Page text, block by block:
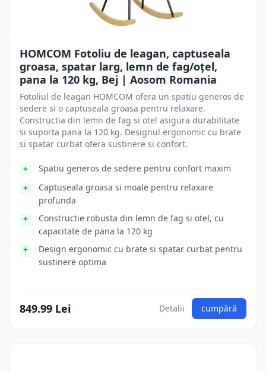
HOMCOM Fotoliu de leagan, captuseala
groasa, spatar larg, lemn de fag/oțel,
pana la 120 kg, Bej | Aosom Romania
Fotoliul de leagan HOMCOM ofera un spatiu generos de
sedere si o captuseala groasa pentru relaxare.
Constructia din lemn de fag si otel asigura durabilitate
si suporta pana la 120 kg. Designul ergonomic cu brate
si spatar curbat ofera sustinere si confort.
Spatiu generos de sedere pentru confort maxim
Captuseala groasa si moale pentru relaxare
profunda
Constructie robusta din lemn de fag si otel, cu
capacitate de pana la 120 kg
Design ergonomic cu brate si spatar curbat pentru
sustinere optima
849.99 Lei Detalii cumpără